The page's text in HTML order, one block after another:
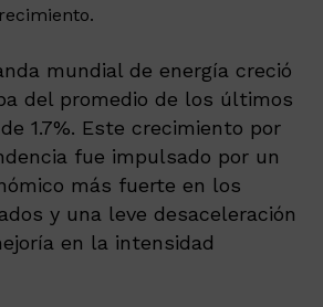
mundial de energía creció
del promedio de los últimos
1.7%. Este crecimiento por
fue impulsado por un
más fuerte en los
y una leve desaceleración
en la intensidad